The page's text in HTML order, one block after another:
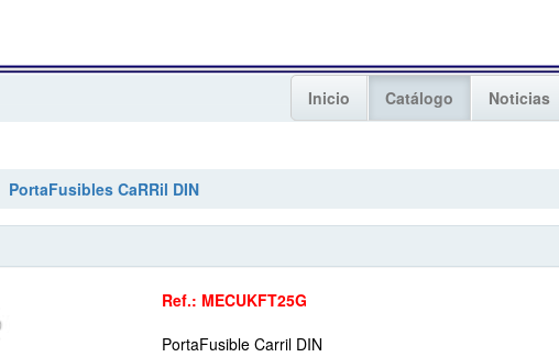
Inicio Catálogo Noticias
PortaFusibles CaRRil DIN
Ref.: MECUKFT25G
PortaFusible Carril DIN